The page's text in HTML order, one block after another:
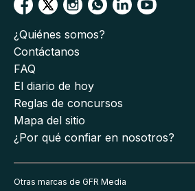
¿Quiénes somos?
Contáctanos
FAQ
El diario de hoy
Reglas de concursos
Mapa del sitio
¿Por qué confiar en nosotros?
Otras marcas de GFR Media